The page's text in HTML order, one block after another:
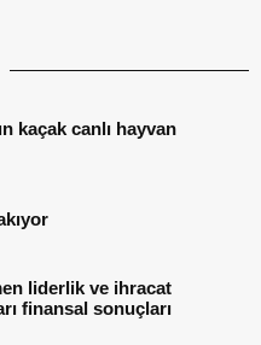
kaçak canlı hayvan
liderlik ve ihracat
finansal sonuçları